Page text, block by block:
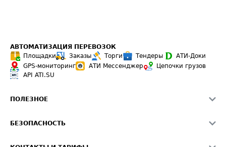
АВТОМАТИЗАЦИЯ ПЕРЕВОЗОК
Площадки
Заказы Торги Тендеры
АТИ-Доки
GPS-мониторинг
АТИ Мессенджер
Цепочки грузов
API ATI.SU
ПОЛЕЗНОЕ
Звезды ATI.SU на вашем сайте
БЕЗОПАСНОСТЬ